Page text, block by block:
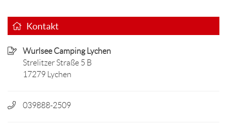
Kontakt
Wurlsee Camping Lychen
Strelitzer Straße 5 B
17279 Lychen
039888-2509